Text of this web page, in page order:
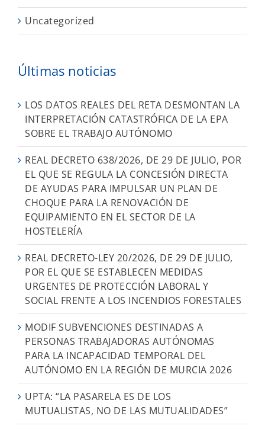
Uncategorized
Últimas noticias
LOS DATOS REALES DEL RETA DESMONTAN LA
INTERPRETACIÓN CATASTRÓFICA DE LA EPA
SOBRE EL TRABAJO AUTÓNOMO
REAL DECRETO 638/2026, DE 29 DE JULIO, POR
EL QUE SE REGULA LA CONCESIÓN DIRECTA
DE AYUDAS PARA IMPULSAR UN PLAN DE
CHOQUE PARA LA RENOVACIÓN DE
EQUIPAMIENTO EN EL SECTOR DE LA
HOSTELERÍA
REAL DECRETO-LEY 20/2026, DE 29 DE JULIO,
POR EL QUE SE ESTABLECEN MEDIDAS
URGENTES DE PROTECCIÓN LABORAL Y
SOCIAL FRENTE A LOS INCENDIOS FORESTALES
MODIF SUBVENCIONES DESTINADAS A
PERSONAS TRABAJADORAS AUTÓNOMAS
PARA LA INCAPACIDAD TEMPORAL DEL
AUTÓNOMO EN LA REGIÓN DE MURCIA 2026
UPTA: “LA PASARELA ES DE LOS
MUTUALISTAS, NO DE LAS MUTUALIDADES”